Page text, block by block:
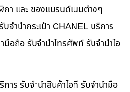
า และ ของแบรนด์เนมต่างๆ
จำนำกระเป๋า CHANEL บริการ
มือถือ รับจำนำโทรศัพท์ รับจำนำไอ
การ รับจำนำสินค้าไอที รับจำนำมือ